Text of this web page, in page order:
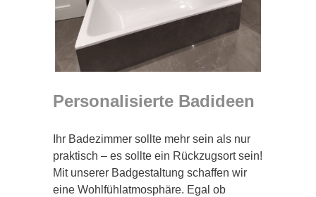
Personalisierte Badideen
Ihr Badezimmer sollte mehr sein als nur
praktisch – es sollte ein Rückzugsort sein!
Mit unserer Badgestaltung schaffen wir
eine Wohlfühlatmosphäre. Egal ob